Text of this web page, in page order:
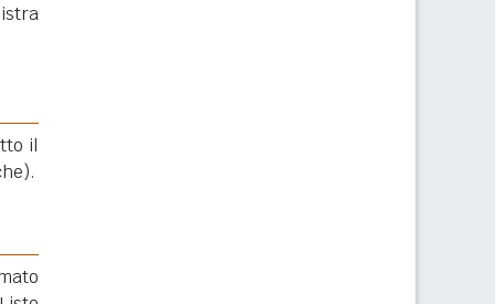
il